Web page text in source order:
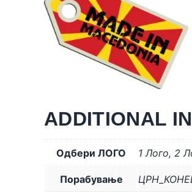
ADDITIONAL
Одбери ЛОГО 1 Лого, 2
Порабување